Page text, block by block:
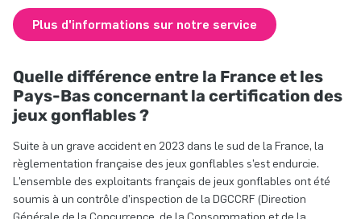
Plus d'informations sur notre service
Quelle différence entre la France et les
Pays-Bas concernant la certification des
jeux gonflables ?
Suite à un grave accident en 2023 dans le sud de la France, la
règlementation française des jeux gonflables s’est endurcie.
L’ensemble des exploitants français de jeux gonflables ont été
soumis à un contrôle d’inspection de la DGCCRF (Direction